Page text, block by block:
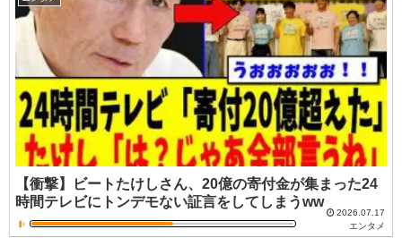
【衝撃】ビートたけしさん、20億の寄付金が集まった24
時間テレビにトンデモない証言をしてしまうww
2026.07.17
エンタメ